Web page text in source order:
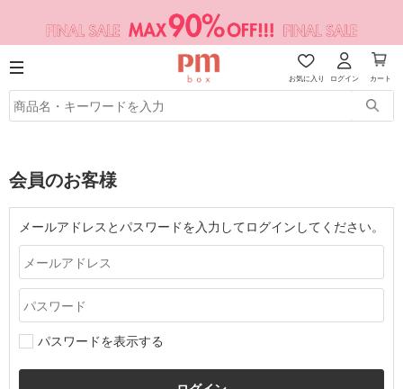
お気に入り ログイン カート
会員のお客様
メールアドレスとパスワードを入力してログインしてください。
パスワードを表示する